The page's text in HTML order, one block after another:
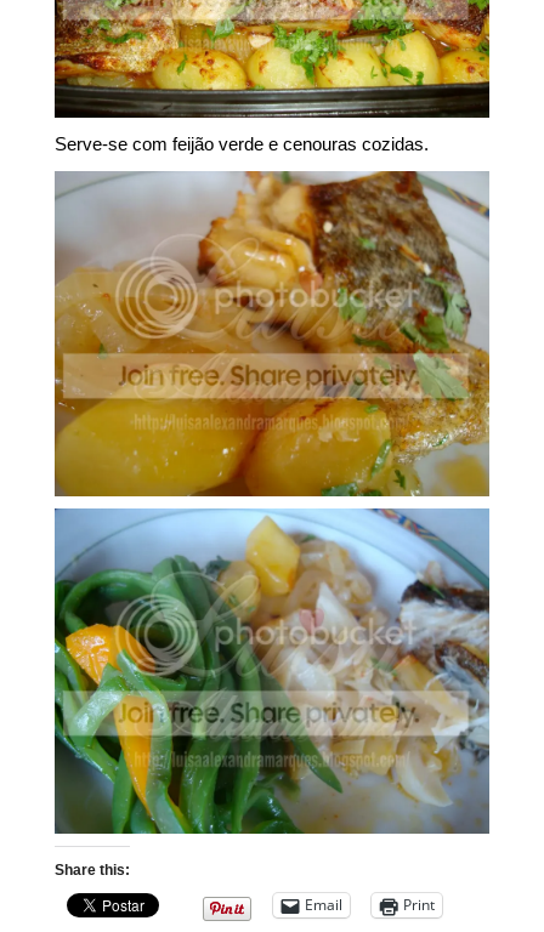
Serve-se com feijão verde e cenouras cozidas.
Share this:
Email Print